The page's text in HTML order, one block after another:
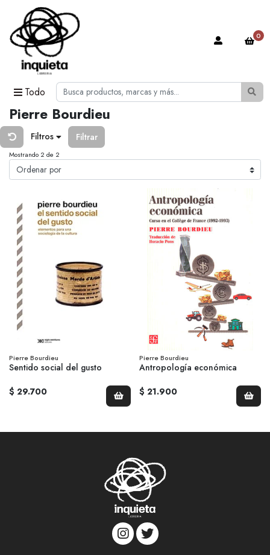
Todo
0
Pierre Bourdieu
Filtros Filtrar
Mostrando 2 de 2
Pierre Bourdieu
Sentido social del gusto
$ 29.700
Pierre Bourdieu
Antropología económica
$ 21.900